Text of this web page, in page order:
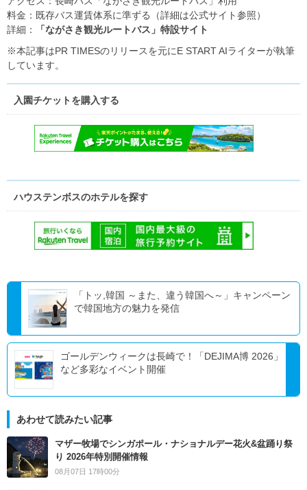
料金：既存バス運賃体系に準ずる（詳細は公式サイト参照）
詳細：
「ながさき観光ルートバス」特設サイト
※本記事はPR TIMESのリリースを元にE START AIライターが執筆
しています。
入園チケットを購入する
ハウステンボスのホテルを探す
「トッ,韓国 ～また、違う韓国へ～」キャンペーン
で韓国地方の魅力を発信
ゴールデンウィークは長崎で！「DEJIMA博 2026」
など多彩なイベント開催
あわせて読みたい記事
マザー牧場でシンガポール・ナショナルデー花火&盆踊り祭
り 2026年特別開催情報
08月07日 17時00分